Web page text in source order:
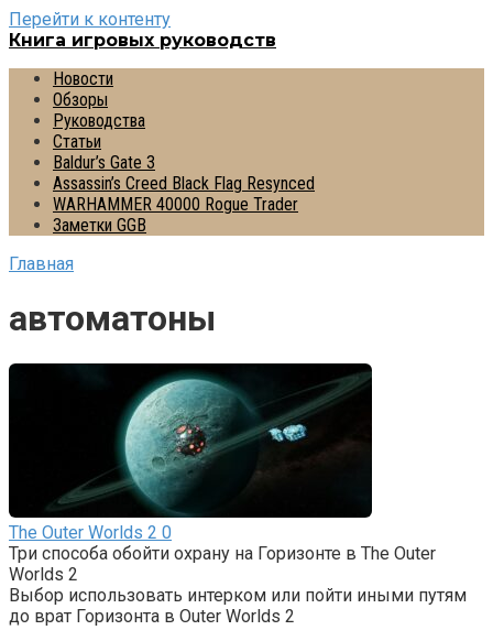
Перейти к контенту
Книга игровых руководств
Новости
Обзоры
Руководства
Статьи
Baldur’s Gate 3
Assassin’s Creed Black Flag Resynced
WARHAMMER 40000 Rogue Trader
Заметки GGB
Главная
автоматоны
The Outer Worlds 2 0
Три способа обойти охрану на Горизонте в The Outer
Worlds 2
Выбор использовать интерком или пойти иными путям
до врат Горизонта в Outer Worlds 2